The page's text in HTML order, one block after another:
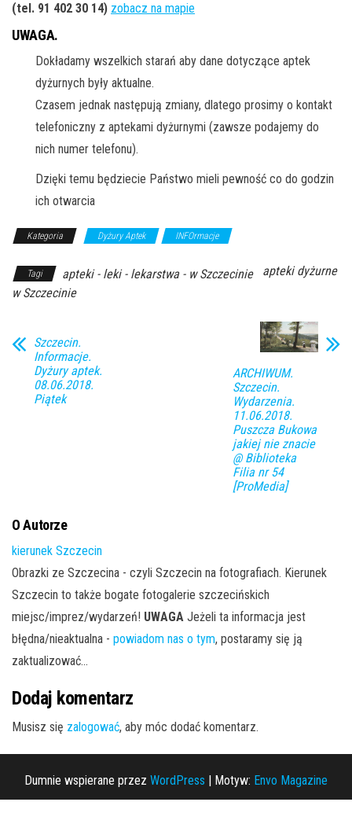
(tel. 91 402 30 14) zobacz na mapie
UWAGA.
Dokładamy wszelkich starań aby dane dotyczące aptek
dyżurnych były aktualne.
Czasem jednak następują zmiany, dlatego prosimy o kontakt
telefoniczny z aptekami dyżurnymi (zawsze podajemy do
nich numer telefonu).
Dzięki temu będziecie Państwo mieli pewność co do godzin
ich otwarcia
Kategoria Dyżury Aptek INFOrmacje
Tagi apteki - leki - lekarstwa - w Szczecinie
apteki dyżurne
w Szczecinie
Szczecin.
Informacje.
Dyżury aptek.
08.06.2018.
Piątek
ARCHIWUM.
Szczecin.
Wydarzenia.
11.06.2018.
Puszcza Bukowa
jakiej nie znacie
@ Biblioteka
Filia nr 54
[ProMedia]
O Autorze
kierunek Szczecin
Obrazki ze Szczecina - czyli Szczecin na fotografiach. Kierunek
Szczecin to także bogate fotogalerie szczecińskich
miejsc/imprez/wydarzeń! UWAGA Jeżeli ta informacja jest
błędna/nieaktualna - powiadom nas o tym, postaramy się ją
zaktualizować...
Dodaj komentarz
Musisz się zalogować, aby móc dodać komentarz.
Dumnie wspierane przez WordPress Motyw: Envo Magazine